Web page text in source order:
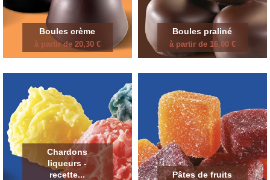
Boules crème
à partir de 20,30 €
Boules praliné
à partir de 16,00 €
Chardons
liqueurs -
recette...
Pâtes de fruits